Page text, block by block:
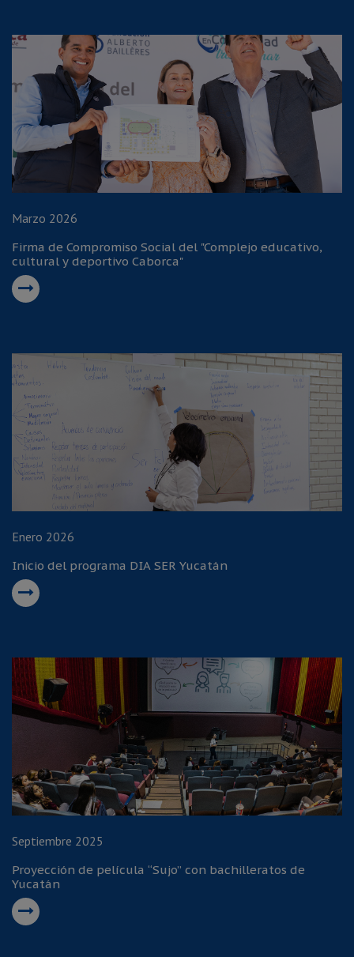
Marzo 2026
Firma de Compromiso Social del "Complejo educativo,
cultural y deportivo Caborca"
Enero 2026
Inicio del programa DIA SER Yucatán
Septiembre 2025
Proyección de película “Sujo” con bachilleratos de
Yucatán